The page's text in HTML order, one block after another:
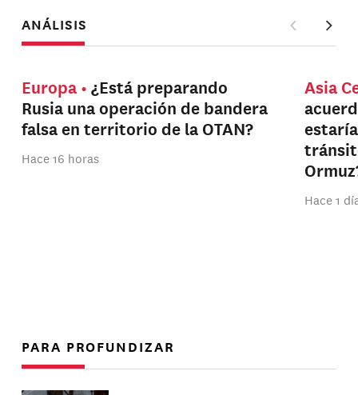
ANÁLISIS
Europa
¿Está preparando
Rusia una operación de bandera
falsa en territorio de la OTAN?
Hace 16 horas
Asia
Hace 1
PARA PROFUNDIZAR